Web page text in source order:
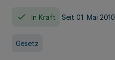
In Kraft Seit 01. Mai 2010
Gesetz